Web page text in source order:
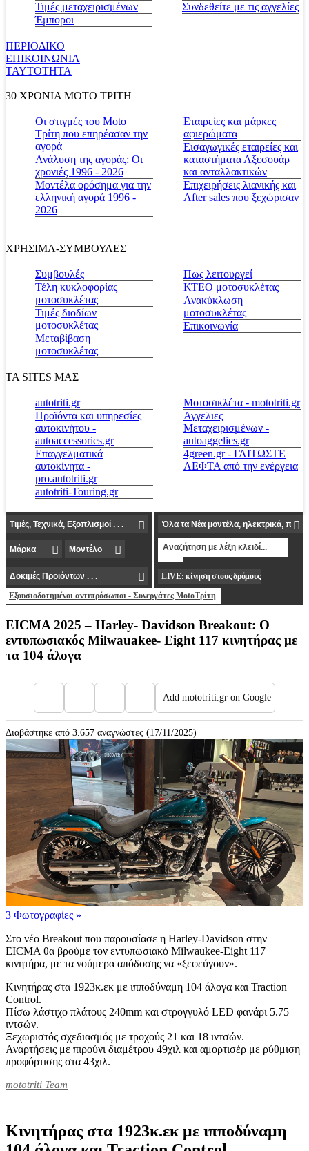
Τιμές μεταχειρισμένων
Έμποροι
Συνδεθείτε με τις αγγελίες
ΠΕΡΙΟΔΙΚΟ
ΕΠΙΚΟΙΝΩΝΙΑ
ΤΑΥΤΟΤΗΤΑ
30 ΧΡΟΝΙΑ MOTO ΤΡΙΤΗ
Οι στιγμές του Moto
Τρίτη που επηρέασαν την
αγορά
Ανάλυση της αγοράς: Οι
χρονιές 1996 - 2026
Μοντέλα ορόσημα για την
ελληνική αγορά 1996 -
2026
Εταιρείες και μάρκες
αφιερώματα
Εισαγωγικές εταιρείες και
καταστήματα Αξεσουάρ
και ανταλλακτικών
Επιχειρήσεις λιανικής και
After sales που ξεχώρισαν
ΧΡΗΣΙΜΑ-ΣΥΜΒΟΥΛΕΣ
Συμβουλές
Τέλη κυκλοφορίας
μοτοσυκλέτας
Τιμές διοδίων
μοτοσυκλέτας
Μεταβίβαση
μοτοσυκλέτας
Πως λειτουργεί
ΚΤΕΟ μοτοσυκλέτας
Ανακύκλωση
μοτοσυκλέτας
Επικοινωνία
ΤΑ SITES ΜΑΣ
autotriti.gr
Προϊόντα και υπηρεσίες
αυτοκινήτου -
autoaccessories.gr
Επαγγελματικά
αυτοκίνητα -
pro.autotriti.gr
autotriti-Touring.gr
Μοτοσικλέτα - mototriti.gr
Αγγελιες
Μεταχειρισμένων -
autoaggelies.gr
4green.gr - ΓΛΙΤΩΣΤΕ
ΛΕΦΤΑ από την ενέργεια
LIVE: κίνηση στους δρόμους
Εξουσιοδοτημένοι αντιπρόσωποι - Συνεργάτες MotoΤρίτη
EICMA 2025 – Harley- Davidson Breakout: O
εντυπωσιακός Milwauakee- Eight 117 κινητήρας με
τα 104 άλογα
Add mototriti.gr on Google
Διαβάστηκε από 3.657 αναγνώστες (17/11/2025)
3 Φωτογραφίες »
Στο νέο Breakout που παρουσίασε η Harley-Davidson στην
EICMA θα βρούμε τον εντυπωσιακό Milwaukee-Eight 117
κινητήρα, με τα νούμερα απόδοσης να «ξεφεύγουν».
Κινητήρας στα 1923κ.εκ με ιπποδύναμη 104 άλογα και Traction
Control.
Πίσω λάστιχο πλάτους 240mm και στρογγυλό LED φανάρι 5.75
ιντσών.
Ξεχωριστός σχεδιασμός με τροχούς 21 και 18 ιντσών.
Αναρτήσεις με πιρούνι διαμέτρου 49χιλ και αμορτισέρ με ρύθμιση
προφόρτισης στα 43χιλ.
mototriti Team
Κινητήρας στα 1923κ.εκ με ιπποδύναμη